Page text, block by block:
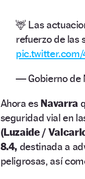
🦌 Las
refuerzo de las
— Gobierno de
Ahora es Navarra
seguridad vial en
(Luzaide /
8.4, destinada a
peligrosas, así